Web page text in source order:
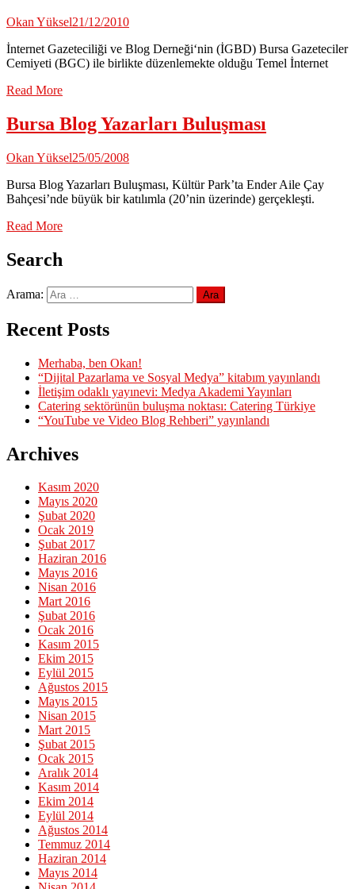
Okan Yüksel21/12/2010
İnternet Gazeteciliği ve Blog Derneği‘nin (İGBD) Bursa Gazeteciler
Cemiyeti (BGC) ile birlikte düzenlemekte olduğu Temel İnternet
Read More
Bursa Blog Yazarları Buluşması
Okan Yüksel25/05/2008
Bursa Blog Yazarları Buluşması, Kültür Park’ta Ender Aile Çay
Bahçesi’nde büyük bir katılımla (20’nin üzerinde) gerçekleşti.
Read More
Search
Arama:
Recent Posts
Merhaba, ben Okan!
“Dijital Pazarlama ve Sosyal Medya” kitabım yayınlandı
İletişim odaklı yayınevi: Medya Akademi Yayınları
Catering sektörünün buluşma noktası: Catering Türkiye
“YouTube ve Video Blog Rehberi” yayınlandı
Archives
Kasım 2020
Mayıs 2020
Şubat 2020
Ocak 2019
Şubat 2017
Haziran 2016
Mayıs 2016
Nisan 2016
Mart 2016
Şubat 2016
Ocak 2016
Kasım 2015
Ekim 2015
Eylül 2015
Ağustos 2015
Mayıs 2015
Nisan 2015
Mart 2015
Şubat 2015
Ocak 2015
Aralık 2014
Kasım 2014
Ekim 2014
Eylül 2014
Ağustos 2014
Temmuz 2014
Haziran 2014
Mayıs 2014